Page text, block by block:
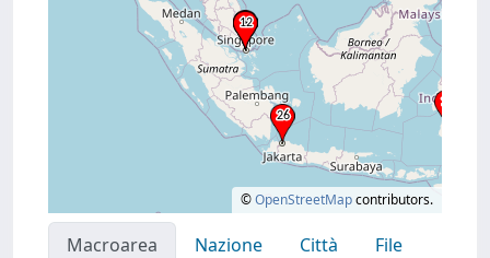
©OpenStreetMapcontributors.
Macroarea Nazione Città
File